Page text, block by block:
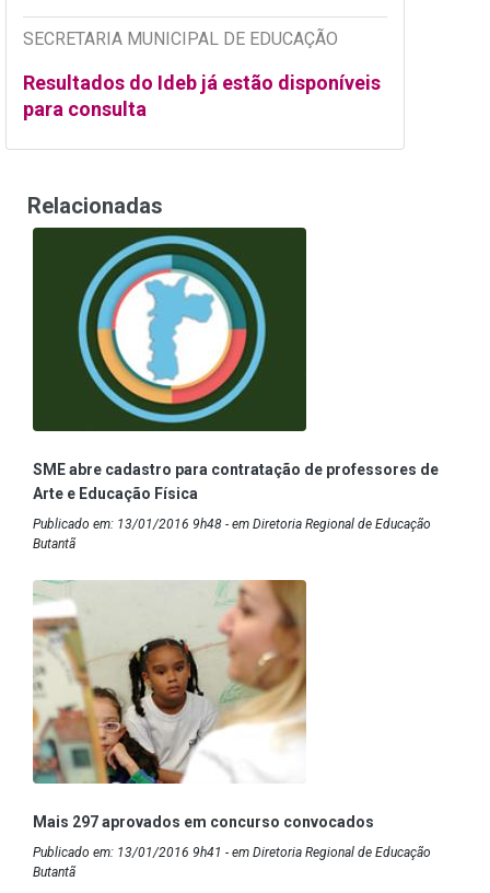
SECRETARIA MUNICIPAL DE EDUCAÇÃO
Resultados do Ideb já estão disponíveis
para consulta
Relacionadas
SME abre cadastro para contratação de professores de
Arte e Educação Física
Publicado em: 13/01/2016 9h48 - em Diretoria Regional de Educação
Butantã
Mais 297 aprovados em concurso convocados
Publicado em: 13/01/2016 9h41 - em Diretoria Regional de Educação
Butantã